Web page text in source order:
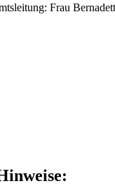
Frau